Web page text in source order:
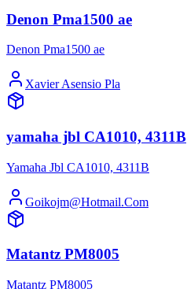
Denon Pma1500 ae
Denon Pma1500 ae
Xavier Asensio Pla
yamaha jbl CA1010, 4311B
Yamaha Jbl CA1010, 4311B
Goikojm@Hotmail.Com
Matantz PM8005
Matantz PM8005